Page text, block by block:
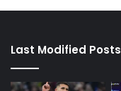
Last Modified Posts